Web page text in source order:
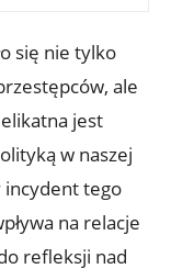
się⁣ nie tylko
ale
‌jest
w naszej
incydent tego
na relacje⁤
refleksji nad⁣